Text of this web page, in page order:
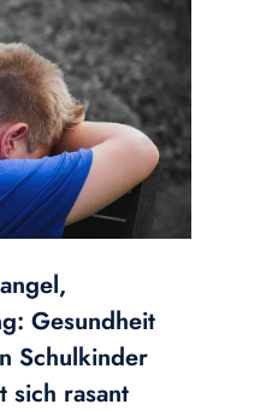
Gesundheit
Schulkinder
sich rasant